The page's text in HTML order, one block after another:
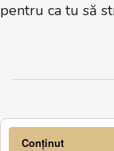
pentru ca tu să
Conținut